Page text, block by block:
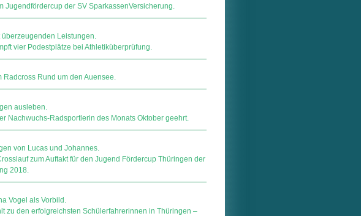
Jugendfördercup der SV Spar­kas­sen­Ver­si­che­rung.
Leistungen.
vier Podestplätze bei Athletiküberprüfung.
Radcross Rund um den Auensee.
ausleben.
Nachwuchs-Radsportlerin des Monats Oktober geehrt.
von Lucas und Johannes.
zum Auftakt für den Jugend Fördercup Thüringen der
2018.
Vogel als Vorbild.
zu den erfolgreichsten Schülerfahrerinnen in Thüringen –